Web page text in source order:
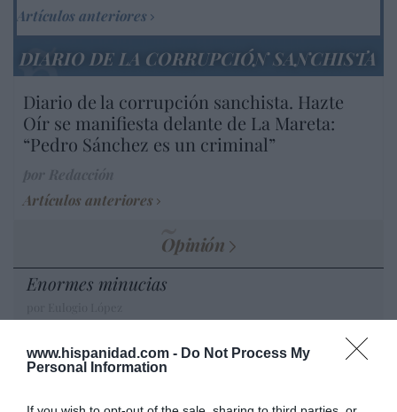
www.hispanidad.com - Do Not Process My
Personal Information
Artículos anteriores
DIARIO DE LA CORRUPCIÓN SANCHISTA
Diario de la corrupción sanchista. Hazte
Oír se manifiesta delante de La Mareta:
“Pedro Sánchez es un criminal”
Artículos anteriores
Opinión
Enormes minucias